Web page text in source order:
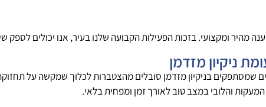
מהיר ומקצועי. בזכות הפעילות הקבועה שלנו בעיר, אנו יכולים לספק
ניקיון מזדמן
שמסתפקים בניקיון מזדמן סובלים מהצטברות לכלוך שמקשה על
והלובי במצב טוב לאורך זמן ומפחית בלאי.